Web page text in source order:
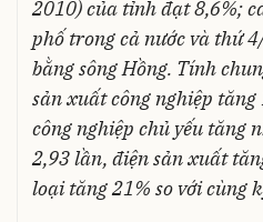
2010) của tỉnh đạt 8,6%;
phố trong cả nước và thứ
bằng sông Hồng. Tính
sản xuất công nghiệp
công nghiệp chủ yếu tăng
2,93 lần, điện sản xuất
loại tăng 21% so với cùng